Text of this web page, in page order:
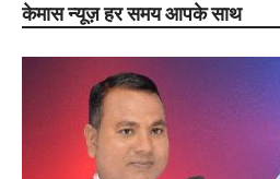
केमास न्यूज़ हर समय आपके साथ